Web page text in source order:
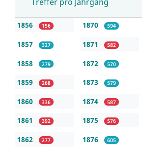
Treffer pro Jahrgang
1856 156
1857 327
1858 279
1859 268
1860 336
1861 392
1862 277
1870 594
1871 582
1872 570
1873 579
1874 587
1875 576
1876 605